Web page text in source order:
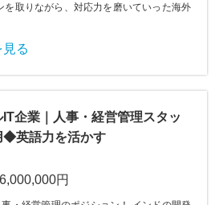
を取りながら、対応力を磨いていった海外
る
IT企業｜人事・経営管理スタッ
英語力を活かす
円